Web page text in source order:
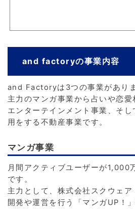
and factoryの事業内容
and Factoryは3つの事業がありま
主力のマンガ事業から占いや恋
エンターテインメント事業、そ
用をする不動産事業です。
マンガ事業
月間アクティブユーザーが1,000
です。
主力として、株式会社スクウェ
開発や運営を行う「マンガUP！